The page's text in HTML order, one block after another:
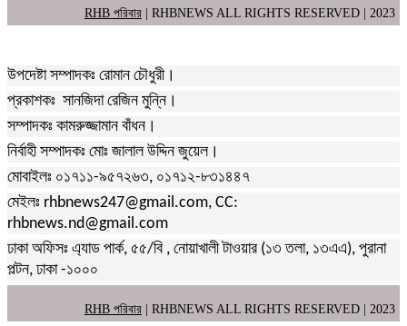
RHB পরিবার | RHBNEWS ALL RIGHTS RESERVED | 2023
উপদেষ্টা সম্পাদকঃ রোমান চৌধুরী।
প্রকাশকঃ সানজিদা রেজিন মুন্নি।
সম্পাদকঃ কামরুজ্জামান বাঁধন।
নির্বাহী সম্পাদকঃ মোঃ জালাল উদ্দিন জুয়েল।
মোবাইলঃ ০১৭১১-৯৫৭২৬৩, ০১৭১২-৮৩১৪৪৭
মেইলঃ rhbnews247@gmail.com, CC:
rhbnews.nd@gmail.com
ঢাকা অফিসঃ এ্যাড পার্ক, ৫৫/বি , নোয়াখালী টাওয়ার (১৩ তলা, ১৩এএ), পুরানা
পল্টন, ঢাকা -১০০০
RHB পরিবার | RHBNEWS ALL RIGHTS RESERVED | 2023